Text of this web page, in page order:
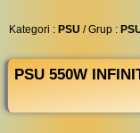
Kategori : PSU / Grup :
PSU 550W